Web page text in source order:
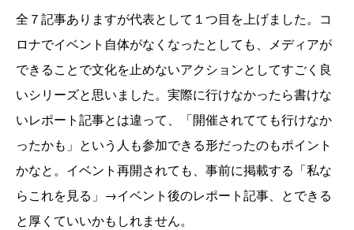
全７記事ありますが代表として１つ目を上げました。コ
ロナでイベント自体がなくなったとしても、メディアが
できることで文化を止めないアクションとしてすごく良
いシリーズと思いました。実際に行けなかったら書けな
いレポート記事とは違って、「開催されてても行けなか
ったかも」という人も参加できる形だったのもポイント
かなと。イベント再開されても、事前に掲載する「私な
らこれを見る」→イベント後のレポート記事、とできる
と厚くていいかもしれません。